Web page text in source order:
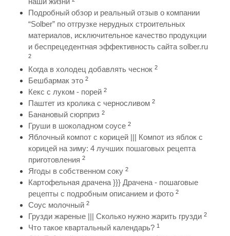
Подробный обзор и реальный отзыв о компании
“Solber” по отгрузке нерудных строительных
материалов, исключительное качество продукции
и беспрецедентная эффективность сайта solber.ru
2
Когда в холодец добавлять чеснок 2
Бешбармак это 2
Кекс с луком - порей 2
Паштет из кролика с черносливом 2
Банановый сюрприз 2
Груши в шоколадном соусе 2
Яблочный компот с корицей ||| Компот из яблок с
корицей на зиму: 4 лучших пошаговых рецепта
приготовления 2
Ягоды в собственном соку 2
Картофельная драчена }}} Драчена - пошаговые
рецепты с подробным описанием и фото 2
Соус молочный 2
Грузди жареные ||| Сколько нужно жарить грузди 2
Что такое квартальный календарь? 1